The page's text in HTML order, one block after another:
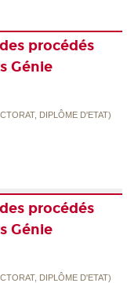
procédés
Génie
DIPLÔME D'ETAT)
procédés
Génie
DIPLÔME D'ETAT)